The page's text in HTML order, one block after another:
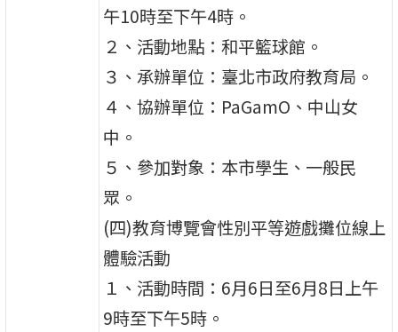
午10時至下午4時。
２、活動地點：和平籃球館。
３、承辦單位：臺北市政府教育局。
４、協辦單位：PaGamO、中山女
中。
５、參加對象：本市學生、一般民
眾。
(四)教育博覽會性別平等遊戲攤位線上
體驗活動
１、活動時間：6月6日至6月8日上午
9時至下午5時。